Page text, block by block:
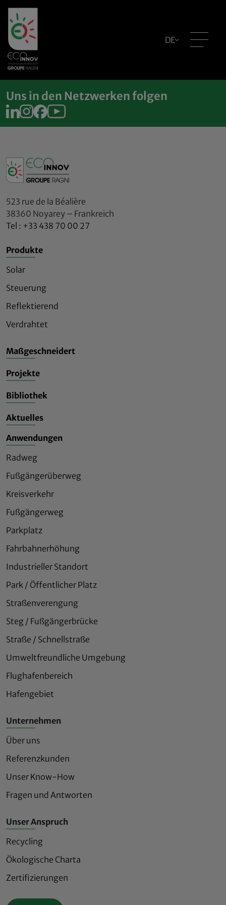
DE
Uns in den Netzwerken folgen
523 rue de la Béalière
38360 Noyarey – Frankreich
Tel : +33 438 70 00 27
Produkte
Solar
Steuerung
Reflektierend
Verdrahtet
Maßgeschneidert
Projekte
Bibliothek
Aktuelles
Anwendungen
Radweg
Fußgängerüberweg
Kreisverkehr
Fußgängerweg
Parkplatz
Fahrbahnerhöhung
Industrieller Standort
Park / Öffentlicher Platz
Straßenverengung
Steg / Fußgängerbrücke
Straße / Schnellstraße
Umweltfreundliche Umgebung
Flughafenbereich
Hafengebiet
Unternehmen
Über uns
Referenzkunden
Unser Know-How
Fragen und Antworten
Unser Anspruch
Recycling
Ökologische Charta
Zertifizierungen